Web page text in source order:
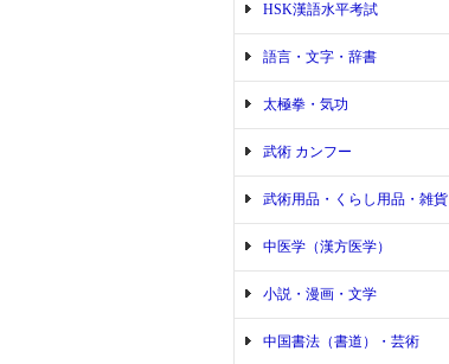
HSK漢語水平考試
語言・文字・辞書
太極拳・気功
武術 カンフー
武術用品・くらし用品・雑貨
中医学（漢方医学）
小説・漫画・文学
中国書法（書道）・芸術